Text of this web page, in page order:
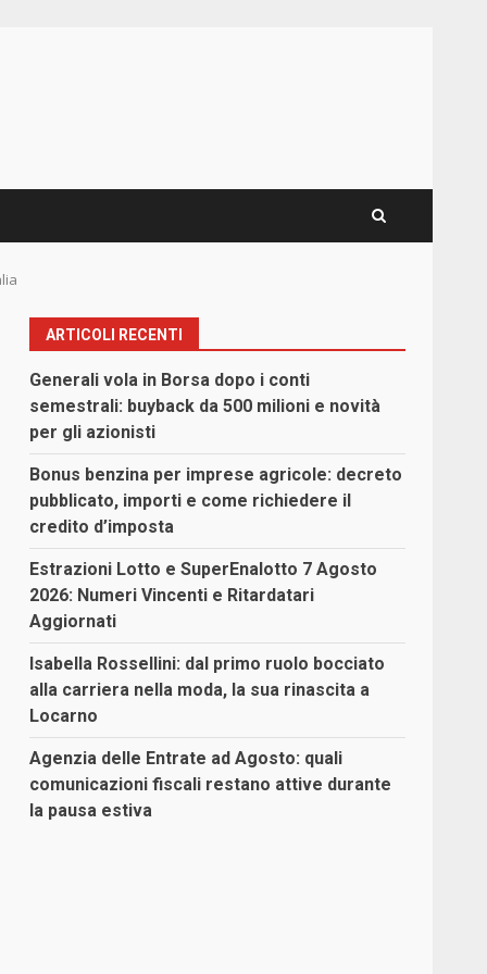
ARTICOLI RECENTI
Generali vola in Borsa dopo i conti
semestrali: buyback da 500 milioni e novità
per gli azionisti
Bonus benzina per imprese agricole: decreto
pubblicato, importi e come richiedere il
credito d’imposta
Estrazioni Lotto e SuperEnalotto 7 Agosto
2026: Numeri Vincenti e Ritardatari
Aggiornati
Isabella Rossellini: dal primo ruolo bocciato
alla carriera nella moda, la sua rinascita a
Locarno
Agenzia delle Entrate ad Agosto: quali
comunicazioni fiscali restano attive durante
la pausa estiva